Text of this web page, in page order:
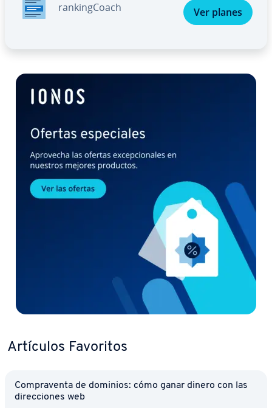
ra­n­ki­n­g­Coa­ch Ver planes
Artículos Favoritos
Co­m­pra­ve­n­ta de dominios: cómo ganar dinero con las
di­re­c­cio­nes web